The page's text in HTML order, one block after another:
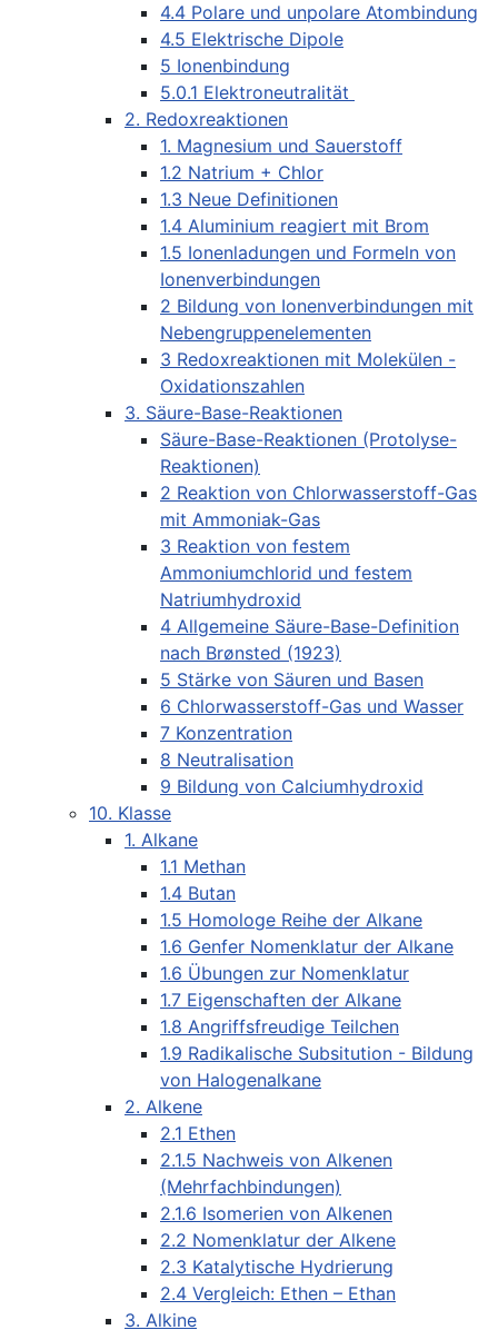
4.4 Polare und unpolare Atombindung
4.5 Elektrische Dipole
5 Ionenbindung
5.0.1 Elektroneutralität
2. Redoxreaktionen
1. Magnesium und Sauerstoff
1.2 Natrium + Chlor
1.3 Neue Definitionen
1.4 Aluminium reagiert mit Brom
1.5 Ionenladungen und Formeln von
Ionenverbindungen
2 Bildung von Ionenverbindungen mit
Nebengruppenelementen
3 Redoxreaktionen mit Molekülen -
Oxidationszahlen
3. Säure-Base-Reaktionen
Säure-Base-Reaktionen (Protolyse-
Reaktionen)
2 Reaktion von Chlorwasserstoff-Gas
mit Ammoniak-Gas
3 Reaktion von festem
Ammoniumchlorid und festem
Natriumhydroxid
4 Allgemeine Säure-Base-Definition
nach Brønsted (1923)
5 Stärke von Säuren und Basen
6 Chlorwasserstoff-Gas und Wasser
7 Konzentration
8 Neutralisation
9 Bildung von Calciumhydroxid
10. Klasse
1. Alkane
1.1 Methan
1.4 Butan
1.5 Homologe Reihe der Alkane
1.6 Genfer Nomenklatur der Alkane
1.6 Übungen zur Nomenklatur
1.7 Eigenschaften der Alkane
1.8 Angriffsfreudige Teilchen
1.9 Radikalische Subsitution - Bildung
von Halogenalkane
2. Alkene
2.1 Ethen
2.1.5 Nachweis von Alkenen
(Mehrfachbindungen)
2.1.6 Isomerien von Alkenen
2.2 Nomenklatur der Alkene
2.3 Katalytische Hydrierung
2.4 Vergleich: Ethen – Ethan
3. Alkine